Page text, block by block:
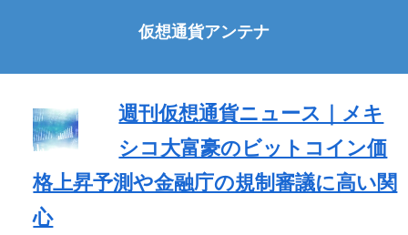
仮想通貨アンテナ
週刊仮想通貨ニュース｜メキ
シコ大富豪のビットコイン価
格上昇予測や金融庁の規制審議に高い関
心